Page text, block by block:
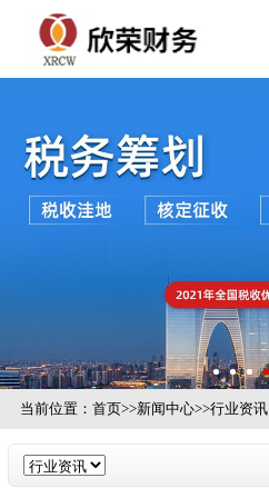
当前位置： 首页>>新闻中心>>行业资讯